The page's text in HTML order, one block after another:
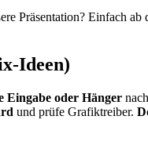
Präsentation? Einfach
Ideen)
Eingabe oder Hänger
und prüfe Grafiktreiber.